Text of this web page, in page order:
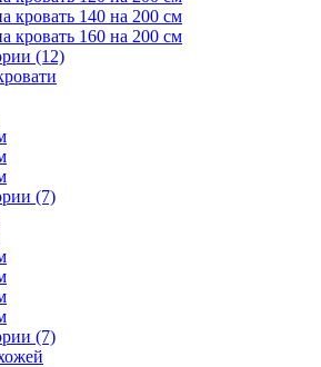
кровать 140 на 200 см
кровать 160 на 200 см
(12)
(7)
(7)